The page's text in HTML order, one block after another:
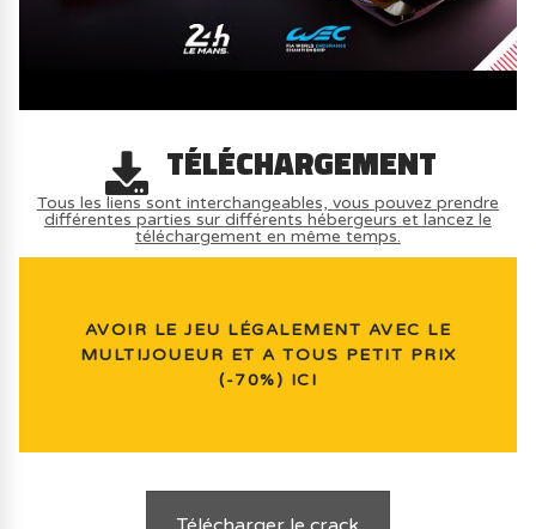
TÉLÉCHARGEMENT
Tous les liens sont interchangeables, vous pouvez prendre
différentes parties sur différents hébergeurs et lancez le
téléchargement en même temps.
AVOIR LE JEU LÉGALEMENT AVEC LE
MULTIJOUEUR ET A TOUS PETIT PRIX
(-70%) ICI